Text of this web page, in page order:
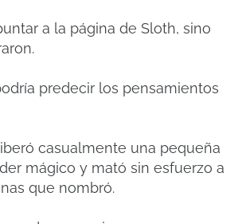
a la página de Sloth, sino
predecir los pensamientos
casualmente una pequeña
mágico y mató sin esfuerzo a
que nombró.